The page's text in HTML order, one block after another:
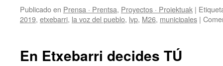
Publicado en Prensa · Prentsa, Proyectos · Proiektuak |
2019, etxebarri, la voz del pueblo, lvp, M26, municipales |
En Etxebarri decides TÚ